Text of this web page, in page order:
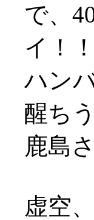
で、
イ！！
ハン
醒ち
鹿島
虚空